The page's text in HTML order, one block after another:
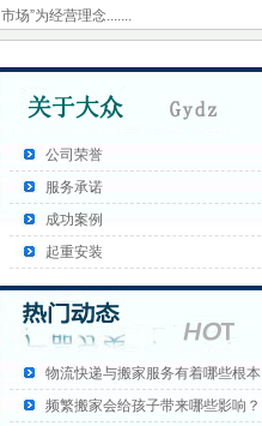
市场”为经营理念.......
公司荣誉
服务承诺
成功案例
起重安装
物流快递与搬家服务有着哪些根本
频繁搬家会给孩子带来哪些影响？